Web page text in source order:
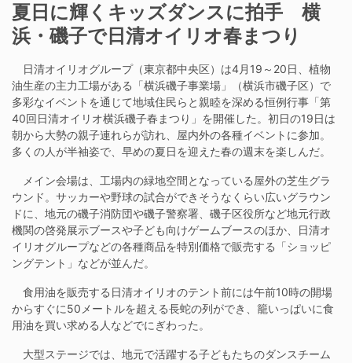
夏日に輝くキッズダンスに拍手 横
浜・磯子で日清オイリオ春まつり
日清オイリオグループ（東京都中央区）は4月19～20日、植物
油生産の主力工場がある「横浜磯子事業場」（横浜市磯子区）で
多彩なイベントを通じて地域住民らと親睦を深める恒例行事「第
40回日清オイリオ横浜磯子春まつり」を開催した。初日の19日は
朝から大勢の親子連れらが訪れ、屋内外の各種イベントに参加。
多くの人が半袖姿で、早めの夏日を迎えた春の週末を楽しんだ。
メイン会場は、工場内の緑地空間となっている屋外の芝生グラ
ウンド。サッカーや野球の試合ができそうなくらい広いグラウン
ドに、地元の磯子消防団や磯子警察署、磯子区役所など地元行政
機関の啓発展示ブースや子ども向けゲームブースのほか、日清オ
イリオグループなどの各種商品を特別価格で販売する「ショッピ
ングテント」などが並んだ。
食用油を販売する日清オイリオのテント前には午前10時の開場
からすぐに50メートルを超える長蛇の列ができ、籠いっぱいに食
用油を買い求める人などでにぎわった。
大型ステージでは、地元で活躍する子どもたちのダンスチーム